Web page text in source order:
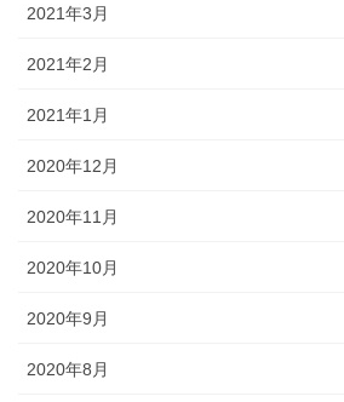
2021年3月
2021年2月
2021年1月
2020年12月
2020年11月
2020年10月
2020年9月
2020年8月